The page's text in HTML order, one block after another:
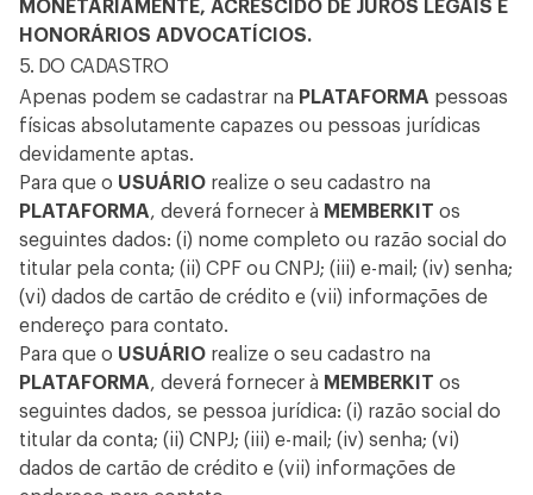
MONETARIAMENTE, ACRESCIDO DE JUROS LEGAIS E
HONORÁRIOS ADVOCATÍCIOS.
5. DO CADASTRO
Apenas podem se cadastrar na PLATAFORMA pessoas
físicas absolutamente capazes ou pessoas jurídicas
devidamente aptas.
Para que o USUÁRIO realize o seu cadastro na
PLATAFORMA, deverá fornecer à MEMBERKIT os
seguintes dados: (i) nome completo ou razão social do
titular pela conta; (ii) CPF ou CNPJ; (iii) e-mail; (iv) senha;
(vi) dados de cartão de crédito e (vii) informações de
endereço para contato.
Para que o USUÁRIO realize o seu cadastro na
PLATAFORMA, deverá fornecer à MEMBERKIT os
seguintes dados, se pessoa jurídica: (i) razão social do
titular da conta; (ii) CNPJ; (iii) e-mail; (iv) senha; (vi)
dados de cartão de crédito e (vii) informações de